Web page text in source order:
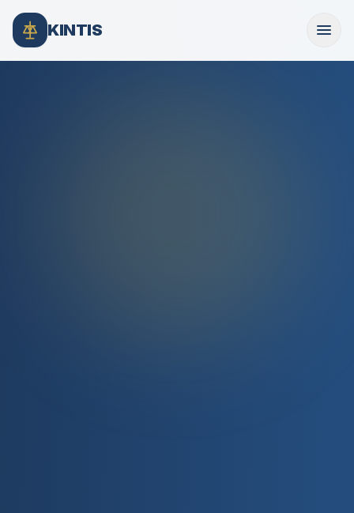
KINTIS